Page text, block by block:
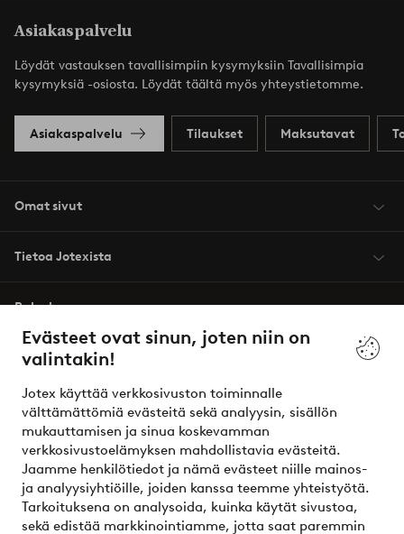
Evästeet ovat sinun, joten niin on
valintakin!
Jotex käyttää verkkosivuston toiminnalle
välttämättömiä evästeitä sekä analyysin, sisällön
mukauttamisen ja sinua koskevamman
verkkosivustoelämyksen mahdollistavia evästeitä.
Jaamme henkilötiedot ja nämä evästeet niille mainos-
ja analyysiyhtiöille, joiden kanssa teemme yhteistyötä.
Tarkoituksena on analysoida, kuinka käytät sivustoa,
sekä edistää markkinointiamme, jotta saat paremmin
Asiakaspalvelu
Löydät vastauksen tavallisimpiin kysymyksiin Tavallisimpia
kysymyksiä -osiosta. Löydät täältä myös yhteystietomme.
Asiakaspalvelu Tilaukset Maksutavat
Omat sivut
Tietoa Jotexista
Palvelumme
Ehdot
Ystävät
Turvalliset maksut – maksa nyt tai erissä
Haluatko tietää lisää maksuvaihtoehdoistamme?